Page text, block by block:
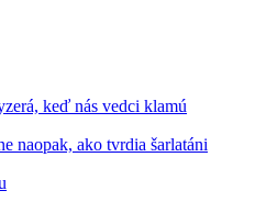
keď nás vedci klamú
naopak, ako tvrdia šarlatáni